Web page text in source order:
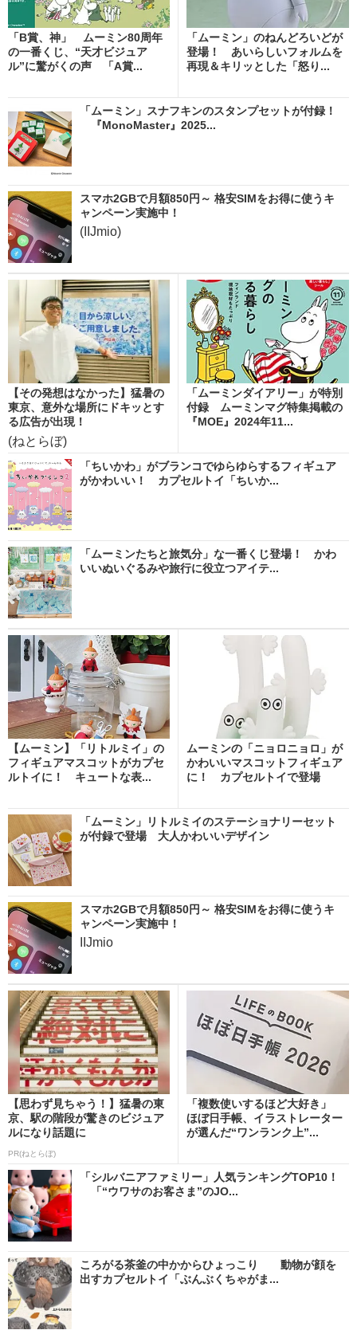
「B賞、神」 ムーミン80周年
の一番くじ、“天才ビジュア
ル”に驚がくの声 「A賞...
「ムーミン」のねんどろいどが
登場！ あいらしいフォルムを
再現＆キリッとした「怒り...
「ムーミン」スナフキンのスタンプセットが付録！
『MonoMaster』2025...
スマホ2GBで月額850円～ 格安SIMをお得に使うキ
ャンペーン実施中！
(IIJmio)
【その発想はなかった】猛暑の
東京、意外な場所にドキッとす
る広告が出現！
(ねとらぼ)
「ムーミンダイアリー」が特別
付録 ムーミンマグ特集掲載の
『MOE』2024年11...
「ちいかわ」がブランコでゆらゆらするフィギュア
がかわいい！ カプセルトイ「ちいか...
「ムーミンたちと旅気分」な一番くじ登場！ かわ
いいぬいぐるみや旅行に役立つアイテ...
【ムーミン】「リトルミイ」の
フィギュアマスコットがカプセ
ルトイに！ キュートな表...
ムーミンの「ニョロニョロ」が
かわいいマスコットフィギュア
に！ カプセルトイで登場
「ムーミン」リトルミイのステーショナリーセット
が付録で登場 大人かわいいデザイン
スマホ2GBで月額850円～ 格安SIMをお得に使うキ
ャンペーン実施中！
IIJmio
【思わず見ちゃう！】猛暑の東
京、駅の階段が驚きのビジュア
ルになり話題に
PR(ねとらぼ)
「複数使いするほど大好き」
ほぼ日手帳、イラストレーター
が選んだ“ワンランク上”...
「シルバニアファミリー」人気ランキングTOP10！
「“ウワサのお客さま”のJO...
ころがる茶釜の中かからひょっこり 動物が顔を
出すカプセルトイ「ぶんぶくちゃがま...